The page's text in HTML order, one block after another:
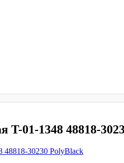
T-01-1348 48818-